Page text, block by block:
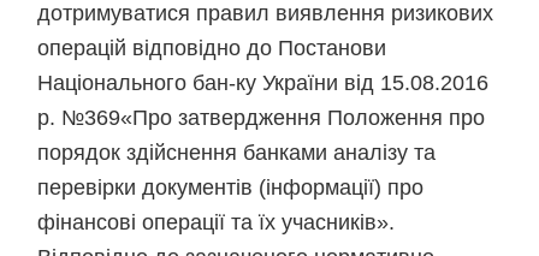
дотримуватися правил виявлення ризикових
операцій відповідно до Постанови
Національного бан-ку України від 15.08.2016
р. №369«Про затвердження Положення про
порядок здійснення банками аналізу та
перевірки документів (інформації) про
фінансові операції та їх учасників».